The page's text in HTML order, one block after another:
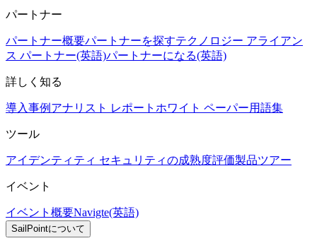
パートナー
パートナー概要パートナーを探すテクノロジー アライアン
ス パートナー(英語)パートナーになる(英語)
詳しく知る
導入事例 アナリスト レポート ホワイト ペーパー用語集
ツール
アイデンティティ セキュリティの成熟度評価製品ツアー
イベント
イベント概要Navigte(英語)
SailPointについて